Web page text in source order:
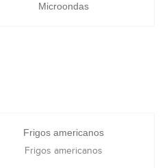
Microondas
Frigos americanos
Frigos americanos